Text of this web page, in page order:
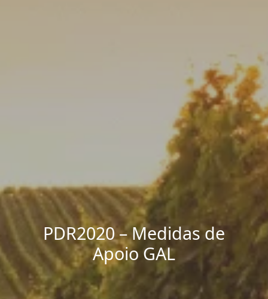
PDR2020 – Medidas de
Apoio GAL